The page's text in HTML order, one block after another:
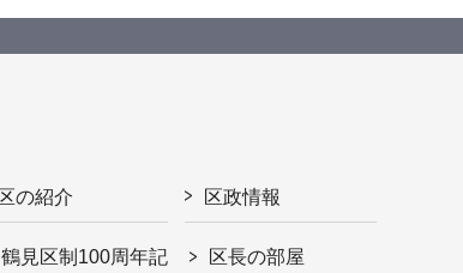
区の紹介
鶴見区制100周年記
区政情報
区長の部屋